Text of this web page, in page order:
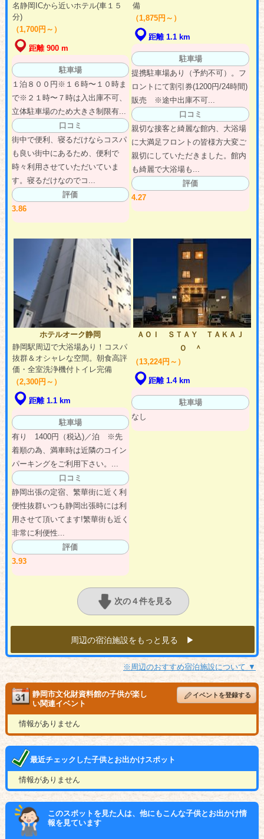
名静岡ICから近いホテル(車１５
分)
（1,700円～）
距離 900 m
駐車場
１泊８００円※１６時〜１０時ま
で※２１時〜７時は入出庫不可、
立体駐車場のため大きさ制限有...
口コミ
街中で便利、寝るだけならコスパ
も良い街中にあるため、便利で
時々利用させていただいていま
す。寝るだけなのでコ...
評価
3.86
備
（1,875円～）
距離 1.1 km
駐車場
提携駐車場あり（予約不可）。フ
ロントにて割引券(1200円/24時間)
販売 ※途中出庫不可...
口コミ
親切な接客と綺麗な館内、大浴場
に大満足フロントの皆様方大変ご
親切にしていただきました。館内
も綺麗で大浴場も...
評価
4.27
ホテルオーク静岡
静岡駅周辺で大浴場あり！コスパ
抜群＆オシャレな空間。朝食高評
価・全室洗浄機付トイレ完備
（2,300円～）
距離 1.1 km
駐車場
有り 1400円（税込)／泊 ※先
着順の為、満車時は近隣のコイン
パーキングをご利用下さい。...
口コミ
静岡出張の定宿、繁華街に近く利
便性抜群いつも静岡出張時には利
用させて頂いてます!繁華街も近く
非常に利便性...
評価
3.93
ＡＯＩ ＳＴＡＹ ＴＡＫＡＪ
Ｏ ＾
（13,224円～）
距離 1.4 km
駐車場
なし
次の４件を見る
周辺の宿泊施設をもっと見る ▶︎
※周辺のおすすめ宿泊施設について ▼
静岡市文化財資料館の子供が楽し
い関連イベント
イベントを登録する
情報がありません
最近チェックした子供とお出かけスポット
情報がありません
このスポットを見た人は、他にもこんな子供とお出かけ情
報を見ています